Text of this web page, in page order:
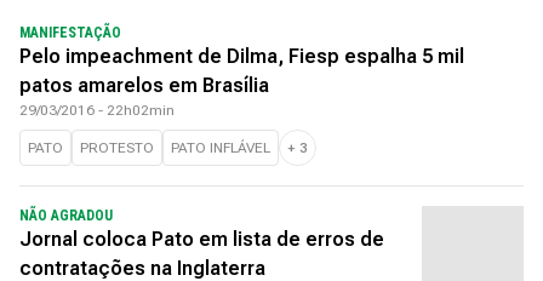
MANIFESTAÇÃO
Pelo impeachment de Dilma, Fiesp espalha 5 mil
patos amarelos em Brasília
29/03/2016 - 22h02min
PATO PROTESTO PATO INFLÁVEL + 3
NÃO AGRADOU
Jornal coloca Pato em lista de erros de
contratações na Inglaterra